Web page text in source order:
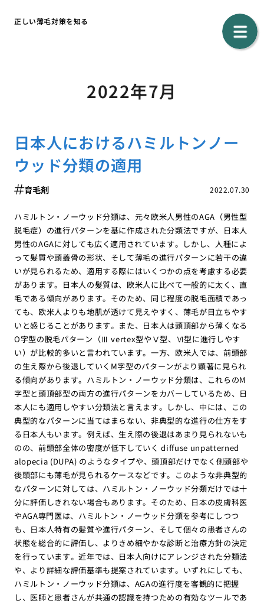
正しい薄毛対策を知る
2022年7月
日本人におけるハミルトンノー
ウッド分類の適用
2022.07.30
育毛剤
ハミルトン・ノーウッド分類は、元々欧米人男性のAGA（男性型
脱毛症）の進行パターンを基に作成された分類法ですが、日本人
男性のAGAに対しても広く適用されています。しかし、人種によ
って髪質や頭蓋骨の形状、そして薄毛の進行パターンに若干の違
いが見られるため、適用する際にはいくつかの点を考慮する必要
があります。日本人の髪質は、欧米人に比べて一般的に太く、直
毛である傾向があります。そのため、同じ程度の脱毛面積であっ
ても、欧米人よりも地肌が透けて見えやすく、薄毛が目立ちやす
いと感じることがあります。また、日本人は頭頂部から薄くなる
O字型の脱毛パターン（Ⅲ vertex型やⅤ型、Ⅵ型に進行しやす
い）が比較的多いと言われています。一方、欧米人では、前頭部
の生え際から後退していくM字型のパターンがより顕著に見られ
る傾向があります。ハミルトン・ノーウッド分類は、これらのM
字型と頭頂部型の両方の進行パターンをカバーしているため、日
本人にも適用しやすい分類法と言えます。しかし、中には、この
典型的なパターンに当てはまらない、非典型的な進行の仕方をす
る日本人もいます。例えば、生え際の後退はあまり見られないも
のの、前頭部全体の密度が低下していく diffuse unpatterned
alopecia (DUPA) のようなタイプや、頭頂部だけでなく側頭部や
後頭部にも薄毛が見られるケースなどです。このような非典型的
なパターンに対しては、ハミルトン・ノーウッド分類だけでは十
分に評価しきれない場合もあります。そのため、日本の皮膚科医
やAGA専門医は、ハミルトン・ノーウッド分類を参考にしつつ
も、日本人特有の髪質や進行パターン、そして個々の患者さんの
状態を総合的に評価し、よりきめ細やかな診断と治療方針の決定
を行っています。近年では、日本人向けにアレンジされた分類法
や、より詳細な評価基準も提案されています。いずれにしても、
ハミルトン・ノーウッド分類は、AGAの進行度を客観的に把握
し、医師と患者さんが共通の認識を持つための有効なツールであ